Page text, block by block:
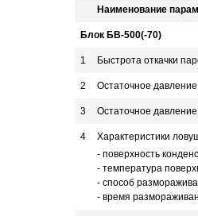
Наименование
Блок БВ-500(-70)
1 Быстрота откачки
2 Остаточное
3 Остаточное
4
Характеристики
- поверхность
- температура
- способ
- время